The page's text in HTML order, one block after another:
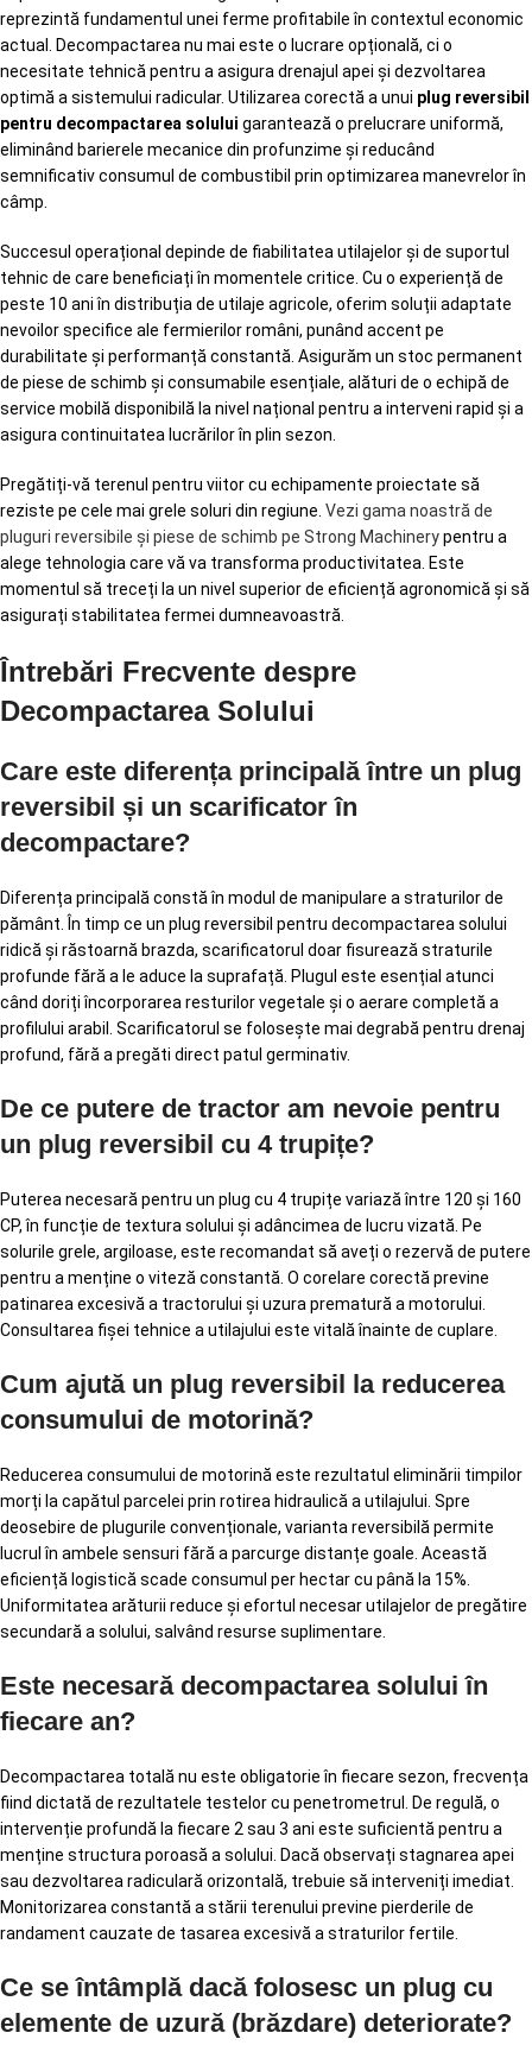
reprezintă fundamentul unei ferme profitabile în contextul economic
actual. Decompactarea nu mai este o lucrare opțională, ci o
necesitate tehnică pentru a asigura drenajul apei și dezvoltarea
optimă a sistemului radicular. Utilizarea corectă a unui plug reversibil
pentru decompactarea solului garantează o prelucrare uniformă,
eliminând barierele mecanice din profunzime și reducând
semnificativ consumul de combustibil prin optimizarea manevrelor în
câmp.
Succesul operațional depinde de fiabilitatea utilajelor și de suportul
tehnic de care beneficiați în momentele critice. Cu o experiență de
peste 10 ani în distribuția de utilaje agricole, oferim soluții adaptate
nevoilor specifice ale fermierilor români, punând accent pe
durabilitate și performanță constantă. Asigurăm un stoc permanent
de piese de schimb și consumabile esențiale, alături de o echipă de
service mobilă disponibilă la nivel național pentru a interveni rapid și a
asigura continuitatea lucrărilor în plin sezon.
Pregătiți-vă terenul pentru viitor cu echipamente proiectate să
reziste pe cele mai grele soluri din regiune. Vezi gama noastră de
pluguri reversibile și piese de schimb pe Strong Machinerypentru a
alege tehnologia care vă va transforma productivitatea. Este
momentul să treceți la un nivel superior de eficiență agronomică și să
asigurați stabilitatea fermei dumneavoastră.
Întrebări Frecvente despre
Decompactarea Solului
Care este diferența principală între un plug
reversibil și un scarificator în
decompactare?
Diferența principală constă în modul de manipulare a straturilor de
pământ. În timp ce un plug reversibil pentru decompactarea solului
ridică și răstoarnă brazda, scarificatorul doar fisurează straturile
profunde fără a le aduce la suprafață. Plugul este esențial atunci
când doriți încorporarea resturilor vegetale și o aerare completă a
profilului arabil. Scarificatorul se folosește mai degrabă pentru drenaj
profund, fără a pregăti direct patul germinativ.
De ce putere de tractor am nevoie pentru
un plug reversibil cu 4 trupițe?
Puterea necesară pentru un plug cu 4 trupițe variază între 120 și 160
CP, în funcție de textura solului și adâncimea de lucru vizată. Pe
solurile grele, argiloase, este recomandat să aveți o rezervă de putere
pentru a menține o viteză constantă. O corelare corectă previne
patinarea excesivă a tractorului și uzura prematură a motorului.
Consultarea fișei tehnice a utilajului este vitală înainte de cuplare.
Cum ajută un plug reversibil la reducerea
consumului de motorină?
Reducerea consumului de motorină este rezultatul eliminării timpilor
morți la capătul parcelei prin rotirea hidraulică a utilajului. Spre
deosebire de plugurile convenționale, varianta reversibilă permite
lucrul în ambele sensuri fără a parcurge distanțe goale. Această
eficiență logistică scade consumul per hectar cu până la 15%.
Uniformitatea arăturii reduce și efortul necesar utilajelor de pregătire
secundară a solului, salvând resurse suplimentare.
Este necesară decompactarea solului în
fiecare an?
Decompactarea totală nu este obligatorie în fiecare sezon, frecvența
fiind dictată de rezultatele testelor cu penetrometrul. De regulă, o
intervenție profundă la fiecare 2 sau 3 ani este suficientă pentru a
menține structura poroasă a solului. Dacă observați stagnarea apei
sau dezvoltarea radiculară orizontală, trebuie să interveniți imediat.
Monitorizarea constantă a stării terenului previne pierderile de
randament cauzate de tasarea excesivă a straturilor fertile.
Ce se întâmplă dacă folosesc un plug cu
elemente de uzură (brăzdare) deteriorate?